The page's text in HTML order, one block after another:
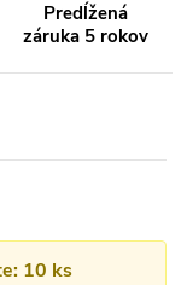
Predĺžená
záruka 5 rokov
10 ks